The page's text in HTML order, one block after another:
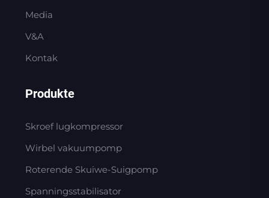
Media
V&A
Kontak
Produkte
Skroef lugkompressor
Wirbel vakuumpomp
Roterende Skuiwe-Suigpomp
Spanningsstabilisator